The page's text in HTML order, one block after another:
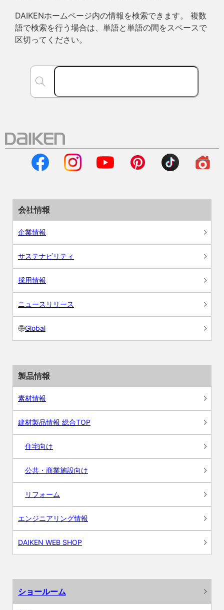
DAIKENホームページ内の情報を検索できます。 複数
語で検索を行う場合は、単語と単語の間をスペースで
区切ってください。
会社情報
企業情報
サステナビリティ
採用情報
ニュースリリース
Global
製品情報
素材情報
建材製品情報 総合TOP
住宅向け
公共・商業施設向け
リフォーム
エンジニアリング情報
DAIKEN WEB SHOP
ショールーム